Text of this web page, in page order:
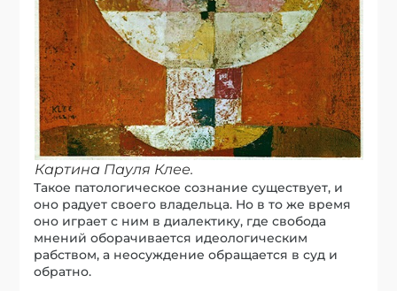
Картина Пауля Клее.
Такое патологическое сознание существует, и
оно радует своего владельца. Но в то же время
оно играет с ним в диалектику, где свобода
мнений оборачивается идеологическим
рабством, а неосуждение обращается в суд и
обратно.